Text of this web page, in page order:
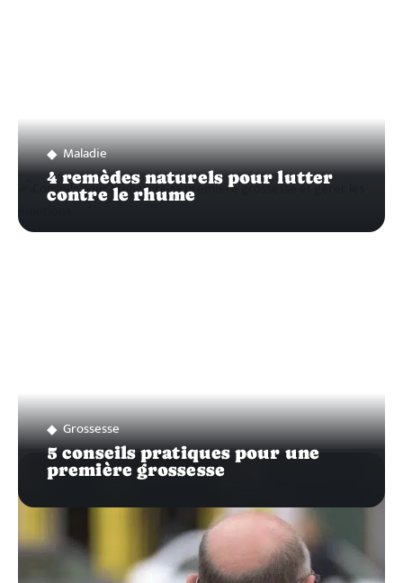
Maladie
4 remèdes naturels pour lutter
contre le rhume
Grossesse
5 conseils pratiques pour une
première grossesse